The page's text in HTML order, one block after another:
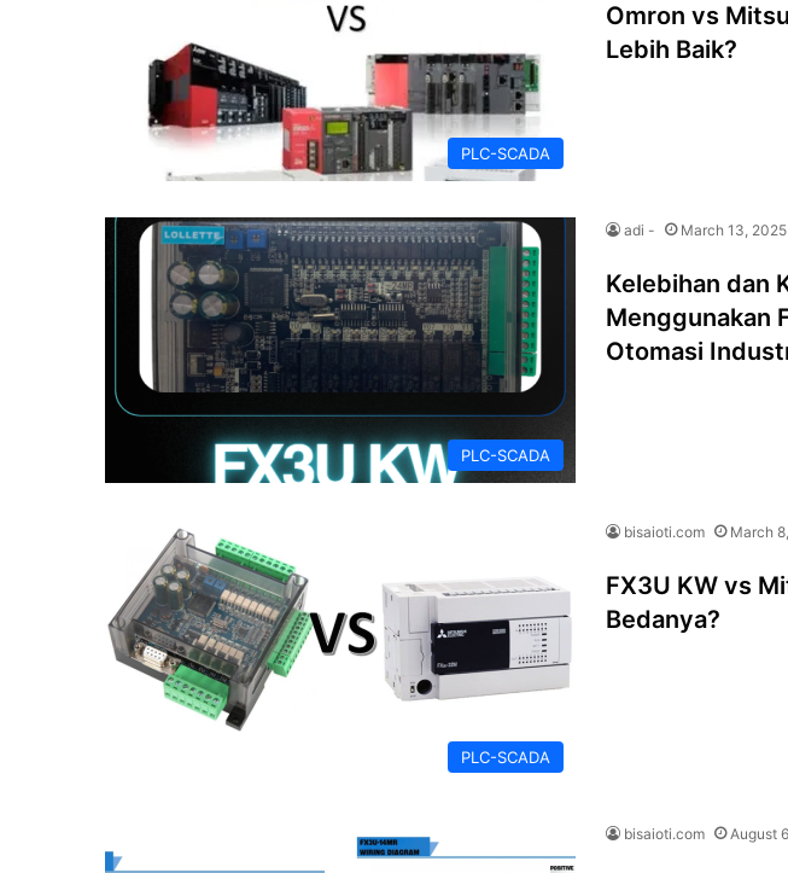
PLC-SCADA
Omron vs
Lebih Baik?
PLC-SCADA
adi - March 13, 2025
Kelebihan dan
Menggunakan
Otomasi
PLC-SCADA
bisaioti.com March
FX3U KW vs
Bedanya?
bisaioti.com August